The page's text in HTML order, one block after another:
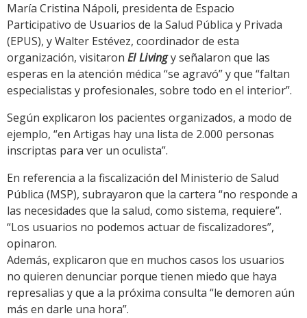
María Cristina Nápoli, presidenta de Espacio
Participativo de Usuarios de la Salud Pública y Privada
(EPUS), y Walter Estévez, coordinador de esta
organización, visitaron El Livingy señalaron que las
esperas en la atención médica “se agravó” y que “faltan
especialistas y profesionales, sobre todo en el interior”.
Según explicaron los pacientes organizados, a modo de
ejemplo, “en Artigas hay una lista de 2.000 personas
inscriptas para ver un oculista”.
En referencia a la fiscalización del Ministerio de Salud
Pública (MSP), subrayaron que la cartera “no responde a
las necesidades que la salud, como sistema, requiere”.
“Los usuarios no podemos actuar de fiscalizadores”,
opinaron.
Además, explicaron que en muchos casos los usuarios
no quieren denunciar porque tienen miedo que haya
represalias y que a la próxima consulta “le demoren aún
más en darle una hora”.